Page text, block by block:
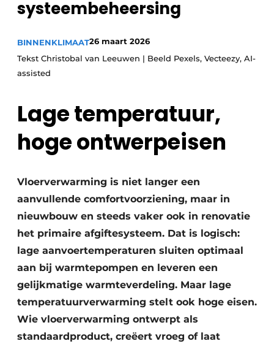
Vacatures
Video’s
systeembeheersing
BINNENKLIMAAT26 maart 2026
Tekst Christobal van Leeuwen | Beeld Pexels, Vecteezy, AI-
assisted
Lage temperatuur,
hoge ontwerpeisen
Vloerverwarming is niet langer een
aanvullende comfortvoorziening, maar in
nieuwbouw en steeds vaker ook in renovatie
het primaire afgiftesysteem. Dat is logisch:
lage aanvoertemperaturen sluiten optimaal
aan bij warmtepompen en leveren een
gelijkmatige warmteverdeling. Maar lage
temperatuurverwarming stelt ook hoge eisen.
Wie vloerverwarming ontwerpt als
standaardproduct, creëert vroeg of laat